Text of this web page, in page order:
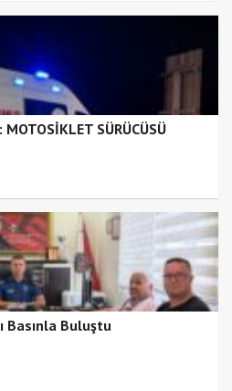
SÜRÜCÜSÜ
Basınla Buluştu